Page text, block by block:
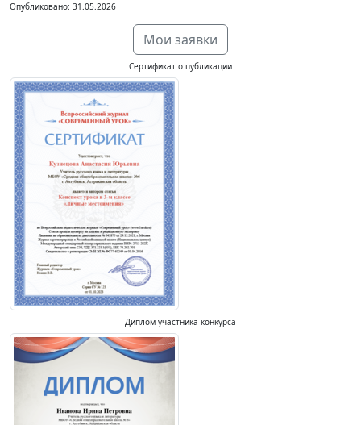
Опубликовано: 31.05.2026
Мои заявки
Сертификат о публикации
Диплом участника конкурса